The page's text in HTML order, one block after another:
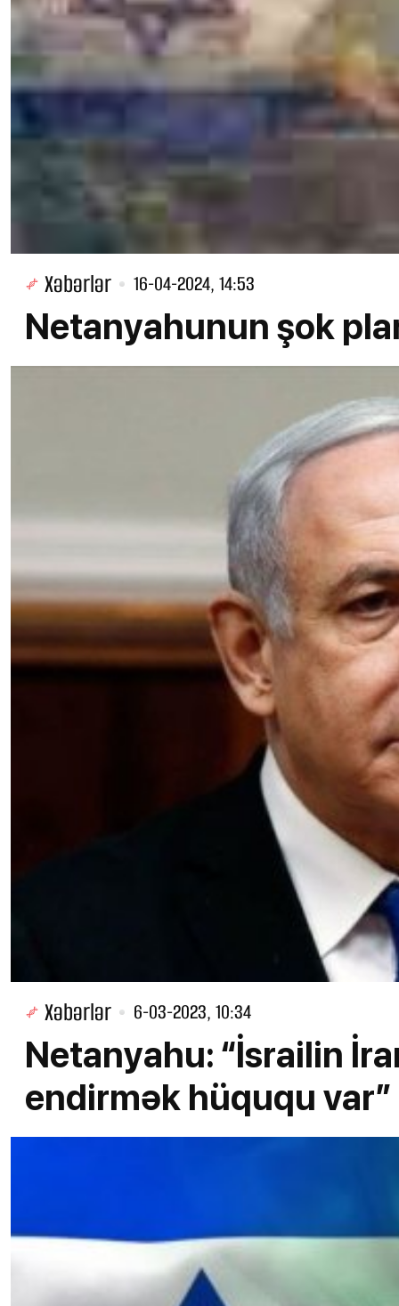
Xəbərlər 16-04-2024, 14:53
Netanyahunun şok
Xəbərlər 6-03-2023, 10:34
Netanyahu: “İsrailin
endirmək hüququ var”